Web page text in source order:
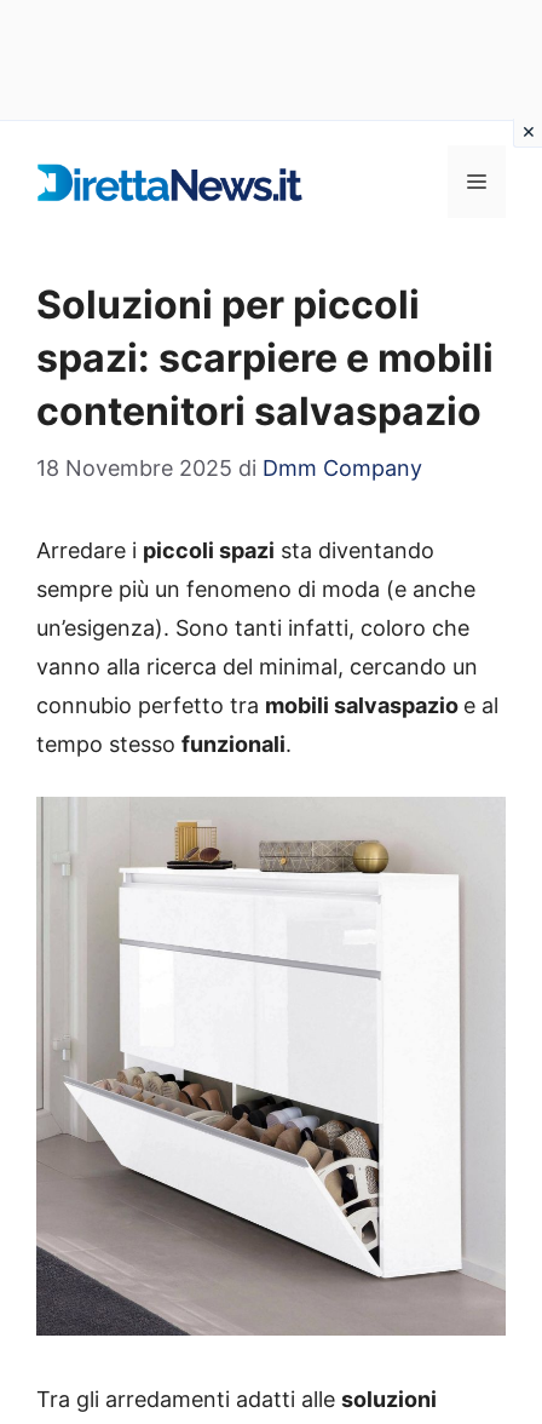
Menu
Soluzioni per piccoli
spazi: scarpiere e mobili
contenitori salvaspazio
18 Novembre 2025 di Dmm Company
Arredare i piccoli spazi sta diventando
sempre più un fenomeno di moda (e anche
un’esigenza). Sono tanti infatti, coloro che
vanno alla ricerca del minimal, cercando un
connubio perfetto tra mobili salvaspazio e al
tempo stesso funzionali.
Tra gli arredamenti adatti alle soluzioni